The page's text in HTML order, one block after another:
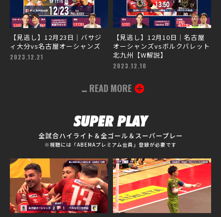
【見逃し】12月23日｜バサジ
ィ大分vs名古屋オーシャンズ
2023.12.21
【見逃し】12月10日｜名古屋
オーシャンズvsボルクバレット
北九州【W解説】
2023.12.10
READ MORE
SUPER PLAY
全試合ハイライト＆全ゴール＆スーパープレー
※視聴には「ABEMAプレミアム会員」登録が必要です